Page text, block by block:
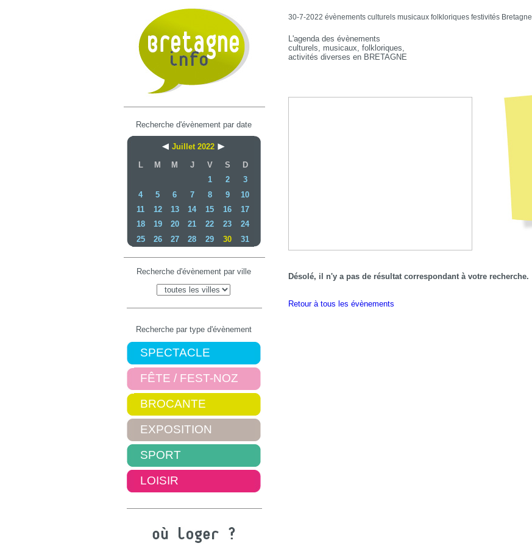
30-7-2022 évènements culturels musicaux folkloriques festivités Bretagne
L'agenda des évènements
culturels, musicaux, folkloriques,
activités diverses en BRETAGNE
Recherche d'évènement par date
Juillet 2022
L
M M J V S
D
1
2
3
4
5 6 7 8 9
10
11
12 13 14 15 16
17
18
19 20 21 22 23
24
25
26 27 28 29 30 31
Recherche d'évènement par ville
Recherche par type d'évènement
SPECTACLE
FÊTE / FEST-NOZ
BROCANTE
EXPOSITION
SPORT
LOISIR
Désolé, il n'y a pas de résultat correspondant à votre recherche.
Retour à tous les évènements